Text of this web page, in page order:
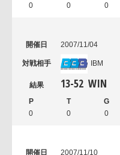
0 0 0
2007/11/04
IBM
13-52 WIN
0 0 0
2007/11/10